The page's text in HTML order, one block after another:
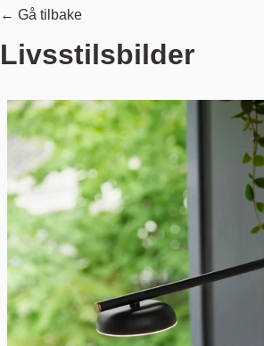
← Gå tilbake
Livsstilsbilder